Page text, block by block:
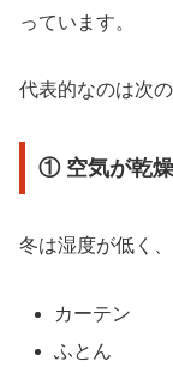
っています。
代表的なのは次の
① 空気が乾
冬は湿度が低く、
カーテン
ふとん